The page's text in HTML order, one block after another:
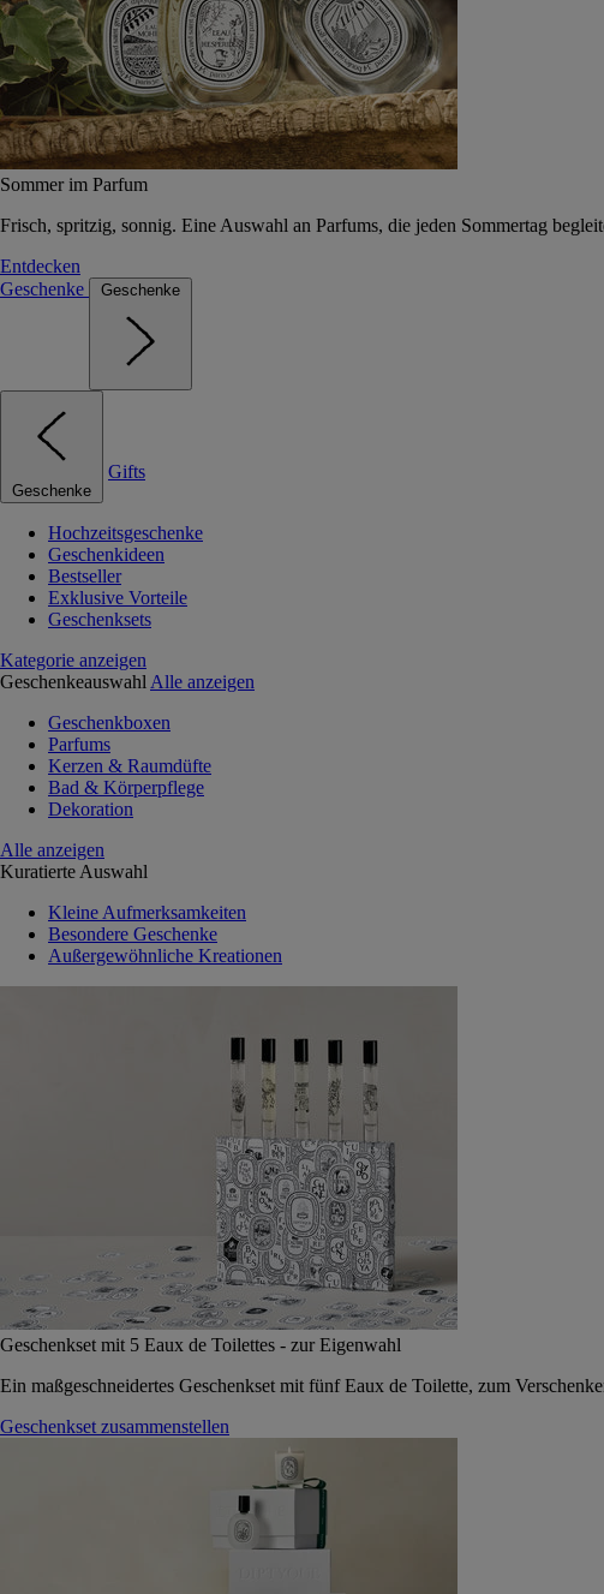
Sommer im Parfum
Frisch, spritzig, sonnig. Eine Auswahl an Parfums, die jeden Sommertag
Entdecken
Geschenke
Geschenke
Geschenke
Gifts
Hochzeitsgeschenke
Geschenkideen
Bestseller
Exklusive Vorteile
Geschenksets
Kategorie anzeigen
Geschenkeauswahl Alle anzeigen
Geschenkboxen
Parfums
Kerzen & Raumdüfte
Bad & Körperpflege
Dekoration
Alle anzeigen
Kuratierte Auswahl
Kleine Aufmerksamkeiten
Besondere Geschenke
Außergewöhnliche Kreationen
Geschenkset mit 5 Eaux de Toilettes - zur Eigenwahl
Ein maßgeschneidertes Geschenkset mit fünf Eaux de Toilette, zum
Geschenkset zusammenstellen